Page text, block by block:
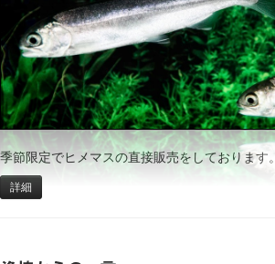
季節限定でヒメマスの直接販売をしております。
詳細